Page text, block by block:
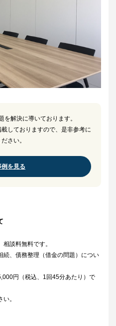
を解決に導いております。
しておりますので、是非参考に
さい。
を見る
談料無料です。
続、債務整理（借金の問題）につい
円（税込、1回45分あたり）で
。